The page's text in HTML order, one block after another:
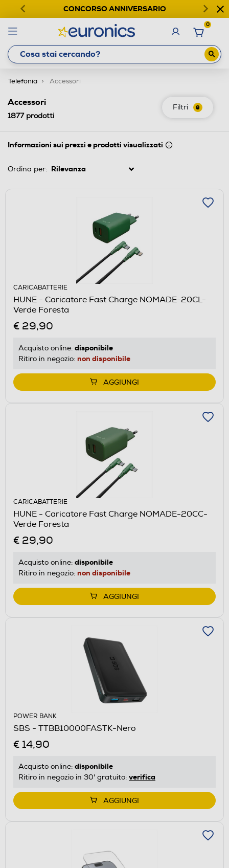
CONCORSO ANNIVERSARIO
0
Telefonia Accessori
Filtri 9
Accessori
1877prodotti
Informazioni sui prezzi e prodotti visualizzati
Ordina per:
CARICABATTERIE
HUNE - Caricatore Fast Charge NOMADE-20CL-
Verde Foresta
€ 29,90
Acquisto online: disponibile
Ritiro in negozio: non disponibile
AGGIUNGI
CARICABATTERIE
HUNE - Caricatore Fast Charge NOMADE-20CC-
Verde Foresta
€ 29,90
Acquisto online: disponibile
Ritiro in negozio: non disponibile
AGGIUNGI
POWER BANK
SBS - TTBB10000FASTK-Nero
€ 14,90
Acquisto online: disponibile
Ritiro in negozio in 30' gratuito: verifica
AGGIUNGI